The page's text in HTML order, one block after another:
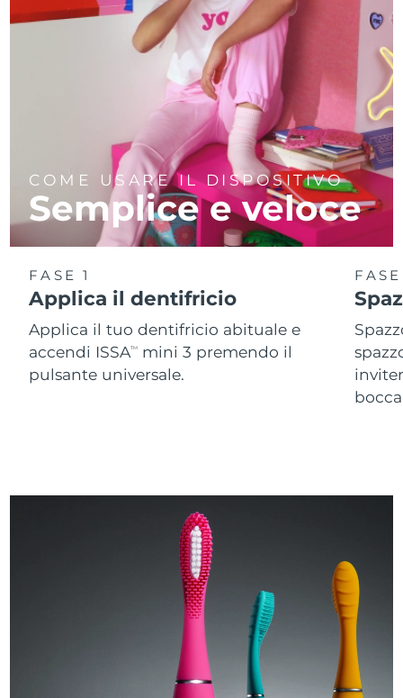
COME USARE IL DISPOSITIVO
Semplice e veloce
FASE 1
Applica il dentifricio
Applica il tuo dentifricio abituale e
accendi ISSATM
mini 3 premendo il
pulsante universale.